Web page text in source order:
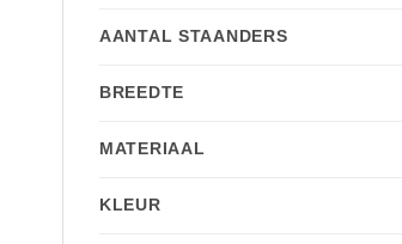
AANTAL STAANDERS
BREEDTE
MATERIAAL
KLEUR